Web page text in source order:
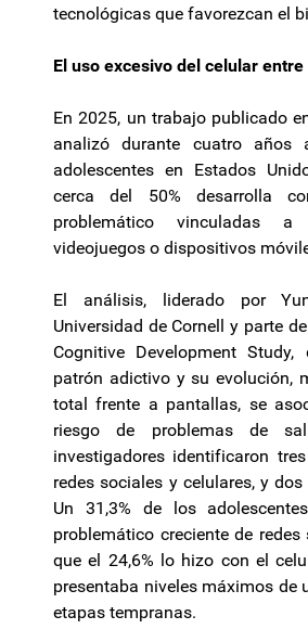
tecnológicas que favorezcan el
El uso excesivo del celular
En 2025, un trabajo publicado
analizó durante cuatro años
adolescentes en Estados
cerca del 50% desarrolla
problemático vinculadas a
videojuegos o dispositivos
El análisis, liderado por
Universidad de Cornell y parte
Cognitive Development Study,
patrón adictivo y su evolución,
total frente a pantallas, se
riesgo de problemas de
investigadores identificaron
redes sociales y celulares, y
Un 31,3% de los
problemático creciente de
que el 24,6% lo hizo con el
presentaba niveles máximos de
etapas tempranas.